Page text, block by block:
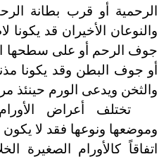
الرحمية أو قرب بطانة
والنوعان الأخيران قد يكونا
جوف الرحم أو على
أو جوف البطن وقد يكونا
والثخن ويدعى الورم حينئذ
تختلف أعراض
وموضعها ونوعها فقد لا
اتفاقاً كالأورام الصغيرة